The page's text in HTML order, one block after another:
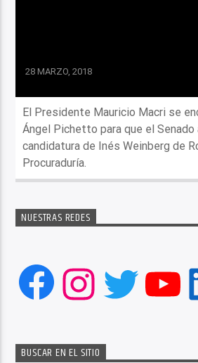
28 MARZO, 2018
El Presidente Mauricio Macri se
Ángel Pichetto para que el
candidatura de Inés Weinberg de
Procuraduría.
NUESTRAS REDES
Facebook
BUSCAR EN EL SITIO